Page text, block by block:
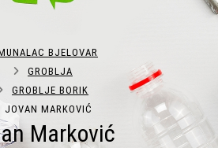
Marković
BJELOVAR
GROBLJA
GROBLJE BORIK
JOVAN MARKOVIĆ